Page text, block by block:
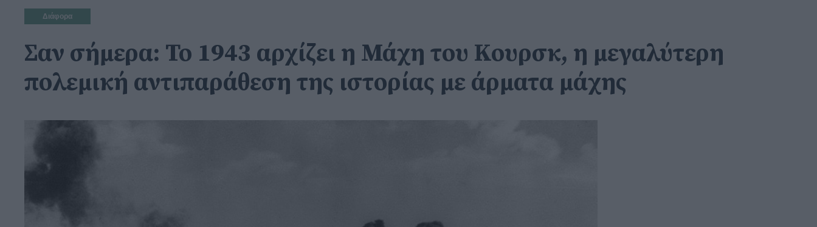
Διάφορα
Σαν σήμερα: Το 1943 αρχίζει η Μάχη του Κουρσκ, η μεγαλύτερη
πολεμική αντιπαράθεση της ιστορίας με άρματα μάχης